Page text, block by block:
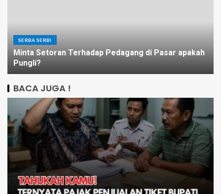
SERBA SERBI
Minta Setoran Terhadap Pedagang di Pasar apakah
Pungli?
BACA JUGA !